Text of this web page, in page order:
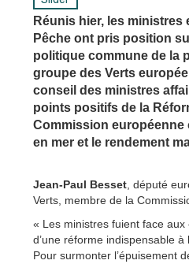
Réunis hier, les ministres
Pêche ont pris position
politique commune de la
groupe des Verts
conseil des ministres
points positifs de la
Commission européenne
en mer et le rendement
Jean-Paul Besset, député
Verts, membre de la
« Les ministres fuient face
d’une réforme indispensable
Pour surmonter l’épuisement